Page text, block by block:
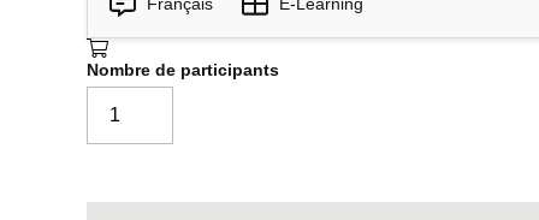
6 Power Apps Studio
Présentation de l’environnement
7 Création d’une application métier
Nombre de participants